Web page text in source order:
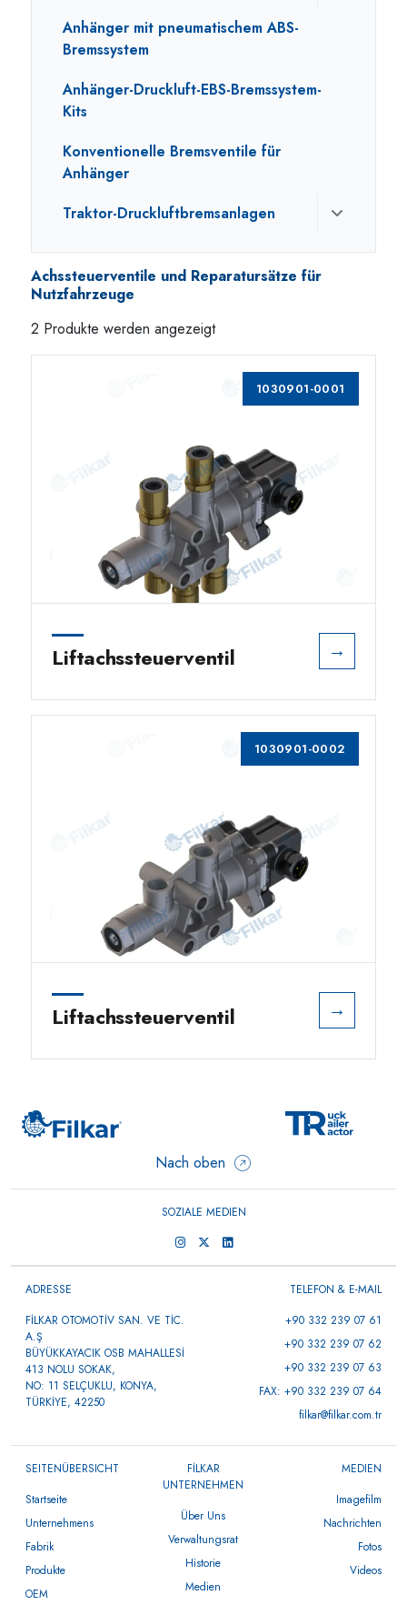
Anhänger mit pneumatischem ABS-
Bremssystem
Anhänger-Druckluft-EBS-Bremssystem-
Kits
Konventionelle Bremsventile für
Anhänger
Traktor-Druckluftbremsanlagen
Achssteuerventile und Reparatursätze für
Nutzfahrzeuge
2 Produkte werden angezeigt
1030901-0001
Liftachssteuerventil →
1030901-0002
Liftachssteuerventil →
Nach oben
SOZIALE MEDIEN
ADRESSE
FİLKAR OTOMOTİV SAN. VE TİC.
A.Ş
BÜYÜKKAYACIK OSB MAHALLESİ
413 NOLU SOKAK,
NO: 11 SELÇUKLU, KONYA,
TÜRKİYE, 42250
TELEFON & E-MAIL
+90 332 239 07 61
+90 332 239 07 62
+90 332 239 07 63
FAX: +90 332 239 07 64
filkar@filkar.com.tr
SEITENÜBERSICHT
Startseite
Unternehmens
Fabrik
Produkte
OEM
FİLKAR
UNTERNEHMEN
Über Uns
Verwaltungsrat
Historie
Medien
MEDIEN
Imagefilm
Nachrichten
Fotos
Videos